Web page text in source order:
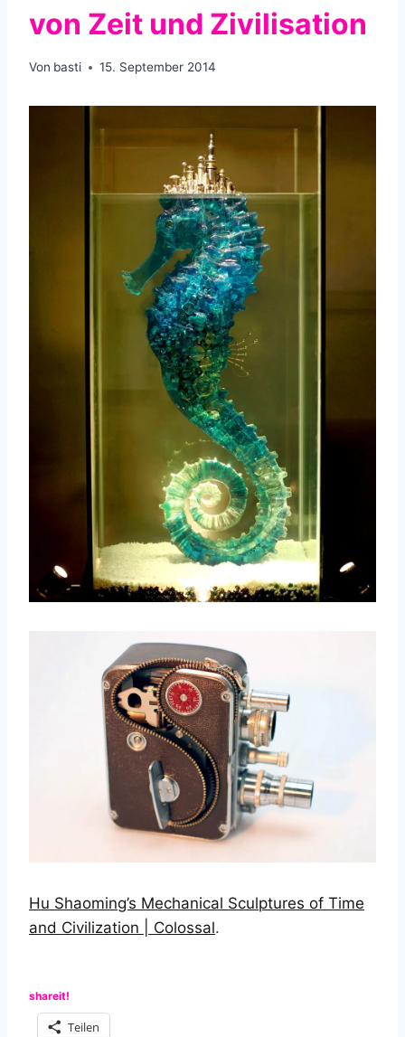
von Zeit und Zivilisation
Von basti 15. September 2014
Hu Shaoming’s Mechanical Sculptures of Time
and Civilization | Colossal.
shareit!
Teilen